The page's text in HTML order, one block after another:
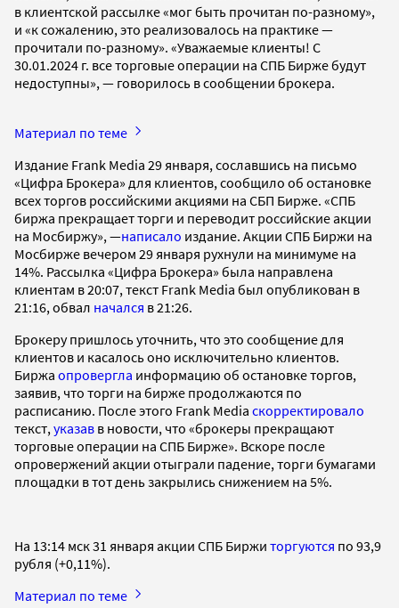
в клиентской рассылке «мог быть прочитан по-разному»,
и «к сожалению, это реализовалось на практике —
прочитали по-разному». «Уважаемые клиенты! С
30.01.2024 г. все торговые операции на СПБ Бирже будут
недоступны», — говорилось в сообщении брокера.
Материал по теме
Издание Frank Media 29 января, сославшись на письмо
«Цифра Брокера» для клиентов, сообщило об остановке
всех торгов российскими акциями на СБП Бирже. «СПБ
биржа прекращает торги и переводит российские акции
на Мосбиржу», —написало издание. Акции СПБ Биржи на
Мосбирже вечером 29 января рухнули на минимуме на
14%. Рассылка «Цифра Брокера» была направлена
клиентам в 20:07, текст Frank Media был опубликован в
21:16, обвал начался в 21:26.
Брокеру пришлось уточнить, что это сообщение для
клиентов и касалось оно исключительно клиентов.
Биржа опровергла информацию об остановке торгов,
заявив, что торги на бирже продолжаются по
расписанию. После этого Frank Media скорректировало
текст, указав в новости, что «брокеры прекращают
торговые операции на СПБ Бирже». Вскоре после
опровержений акции отыграли падение, торги бумагами
площадки в тот день закрылись снижением на 5%.
На 13:14 мск 31 января акции СПБ Биржи торгуются по 93,9
рубля (+0,11%).
Материал по теме